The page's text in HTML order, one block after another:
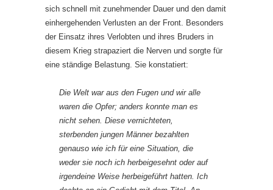
sich schnell mit zunehmender Dauer und den damit
einhergehenden Verlusten an der Front. Besonders
der Einsatz ihres Verlobten und ihres Bruders in
diesem Krieg strapaziert die Nerven und sorgte für
eine ständige Belastung. Sie konstatiert:
Die Welt war aus den Fugen und wir alle
waren die Opfer; anders konnte man es
nicht sehen. Diese vernichteten,
sterbenden jungen Männer bezahlten
genauso wie ich für eine Situation, die
weder sie noch ich herbeigesehnt oder auf
irgendeine Weise herbeigeführt hatten. Ich